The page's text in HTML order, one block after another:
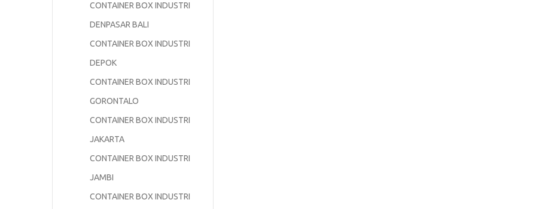
CONTAINER BOX INDUSTRI
DENPASAR BALI
CONTAINER BOX INDUSTRI
DEPOK
CONTAINER BOX INDUSTRI
GORONTALO
CONTAINER BOX INDUSTRI
JAKARTA
CONTAINER BOX INDUSTRI
JAMBI
CONTAINER BOX INDUSTRI